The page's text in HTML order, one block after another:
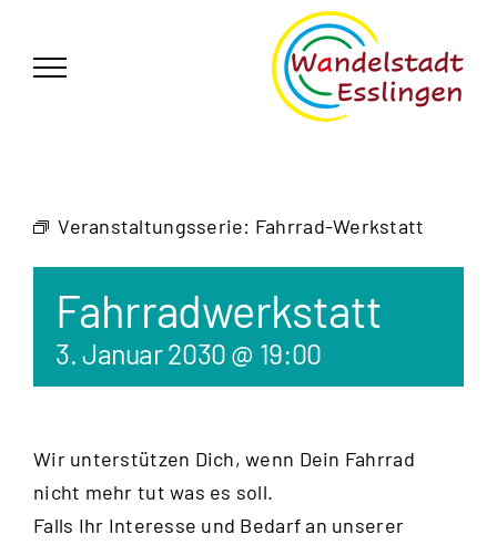
springen
Veranstaltungsserie: Fahrrad-Werkstatt
Fahrradwerkstatt
3. Januar 2030 @ 19:00
Wir unterstützen Dich, wenn Dein Fahrrad
nicht mehr tut was es soll.
Falls Ihr Interesse und Bedarf an unserer